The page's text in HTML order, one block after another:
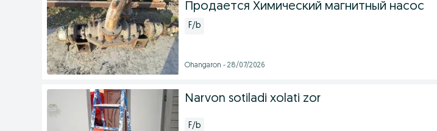
Продается Химический магнитный насос
F/b
Ohangaron - 28/07/2026
Narvon sotiladi xolati zor
F/b